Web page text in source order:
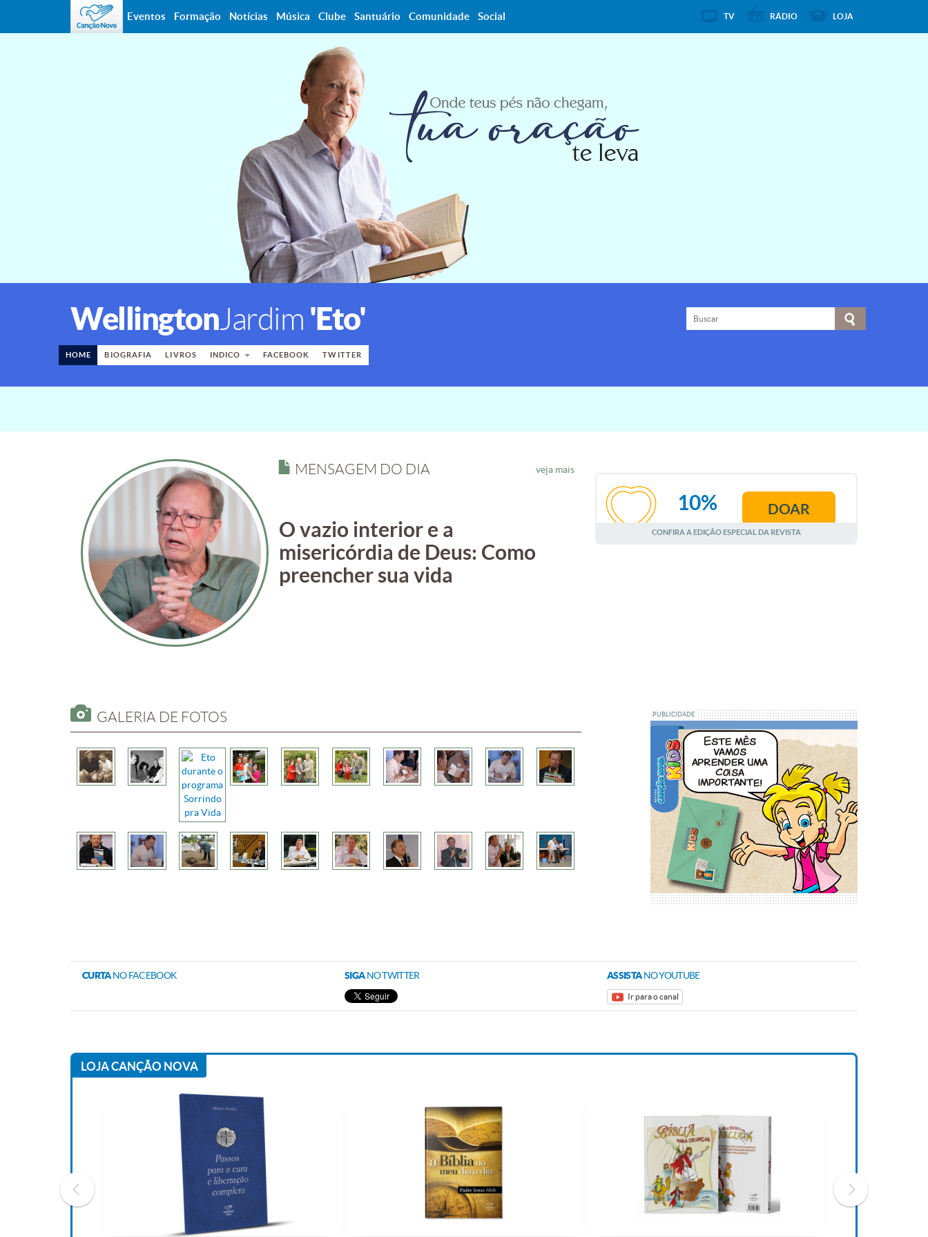
WellingtonJardim 'Eto'
HOME BIOGRAFIA LIVROS INDICO FACEBOOK TWITTER
MENSAGEM DO DIA
O vazio interior e a
misericórdia de Deus: Como
preencher sua vida
veja mais
AGOSTO
10% DOAR
CONFIRA A EDIÇÃO ESPECIAL DA REVISTA
GALERIA DE FOTOS PUBLICIDADE
CURTANO FACEBOOK SIGANO TWITTER ASSISTANO YOUTUBE
Ir para o canal
LOJA CANÇÃO NOVA
Eventos Formação Notícias Música Clube Santuário Comunidade Social TV RÁDIO LOJA